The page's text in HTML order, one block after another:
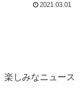
2021.03.01
楽しみなニュース